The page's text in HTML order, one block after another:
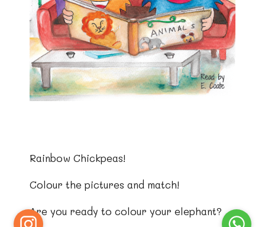
Rainbow Chickpeas!
Colour the pictures and match!
Are you ready to colour your elephant?